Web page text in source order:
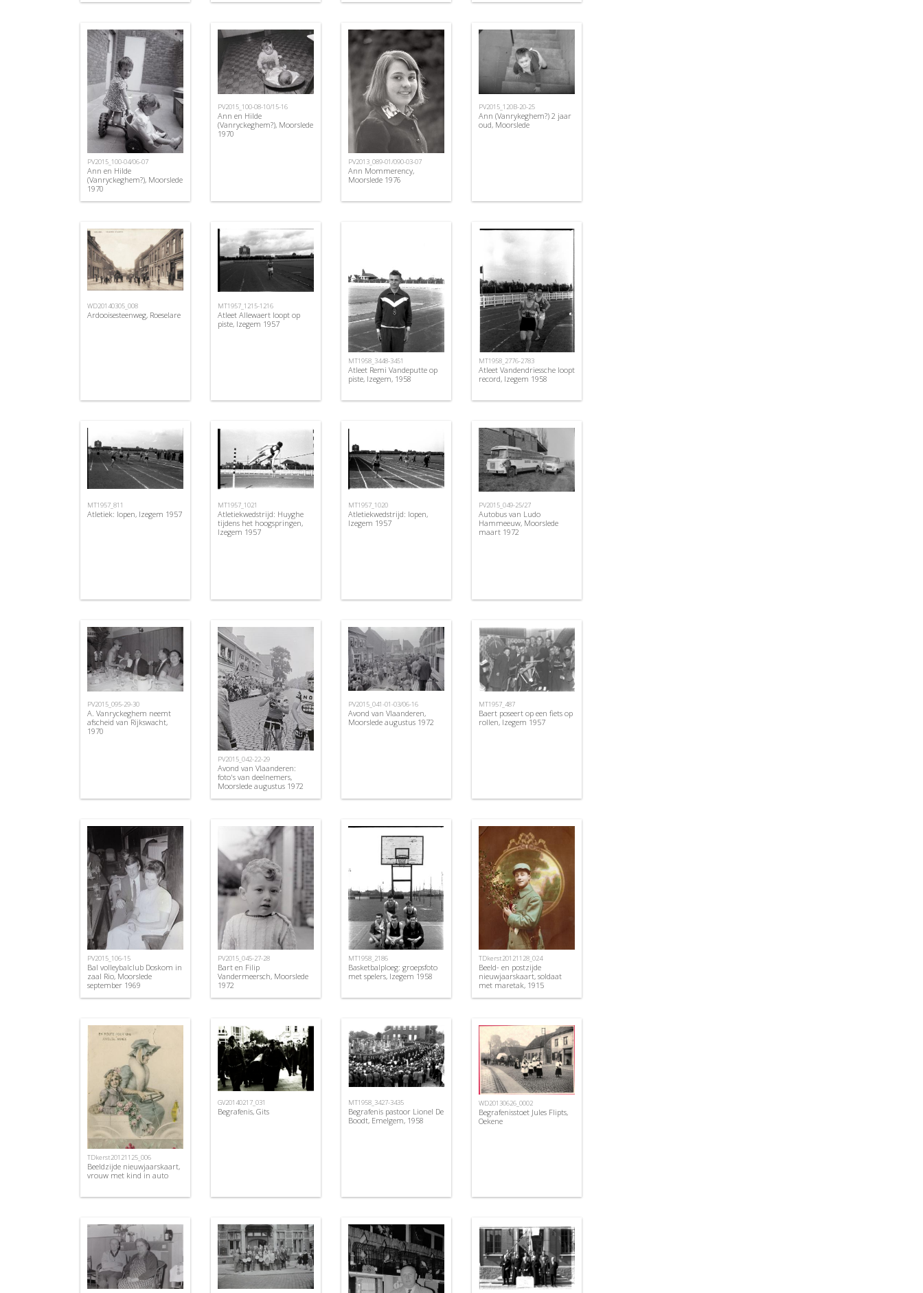
PV2015_100-04/06-07
Ann en Hilde
(Vanryckeghem?), Moorslede
1970
PV2015_100-08-10/15-16
Ann en Hilde
(Vanryckeghem?), Moorslede
1970
PV2013_089-01/090-03-07
Ann Mommerency,
Moorslede 1976
PV2015_120B-20-25
Ann (Vanrykeghem?) 2 jaar
oud, Moorslede
WD20140305_008
Ardooisesteenweg, Roeselare
MT1957_1215-1216
Atleet Allewaert loopt op
piste, Izegem 1957
MT1958_3448-3451
Atleet Remi Vandeputte op
piste, Izegem, 1958
MT1958_2776-2783
Atleet Vandendriessche loopt
record, Izegem 1958
MT1957_811
Atletiek: lopen, Izegem 1957
MT1957_1021
Atletiekwedstrijd: Huyghe
tijdens het hoogspringen,
Izegem 1957
MT1957_1020
Atletiekwedstrijd: lopen,
Izegem 1957
PV2015_049-25/27
Autobus van Ludo
Hammeeuw, Moorslede
maart 1972
PV2015_095-29-30
A. Vanryckeghem neemt
afscheid van Rijkswacht,
1970
PV2015_042-22-29
Avond van Vlaanderen:
foto's van deelnemers,
Moorslede augustus 1972
PV2015_041-01-03/06-16
Avond van Vlaanderen,
Moorslede augustus 1972
MT1957_487
Baert poseert op een fiets op
rollen, Izegem 1957
PV2015_106-15
Bal volleybalclub Doskom in
zaal Rio, Moorslede
september 1969
PV2015_045-27-28
Bart en Filip
Vandermeersch, Moorslede
1972
MT1958_2186
Basketbalploeg: groepsfoto
met spelers, Izegem 1958
TDkerst20121128_024
Beeld- en postzijde
nieuwjaarskaart, soldaat
met maretak, 1915
TDkerst20121125_006
Beeldzijde nieuwjaarskaart,
vrouw met kind in auto
GV20140217_031
Begrafenis, Gits
MT1958_3427-3435
Begrafenis pastoor Lionel De
Boodt, Emelgem, 1958
WD20130626_0002
Begrafenisstoet Jules Flipts,
Oekene